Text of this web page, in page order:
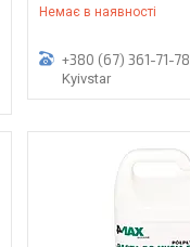
Немає в наявності
+380 (67) 361-71-78
Kyivstar